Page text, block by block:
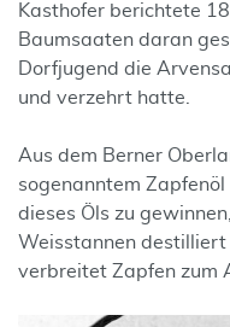
Kasthofer berichtete
Baumsaaten daran
Dorfjugend die
und verzehrt hatte.
Aus dem Berner
sogenanntem
dieses Öls zu
Weisstannen
verbreitet Zapfen zum